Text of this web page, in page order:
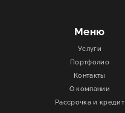
СТОИМОСТЬ
О КОМПАНИИ
ИНФОРМАЦИЯ
Меню
Услуги
Портфолио
Контакты
О компании
Рассрочка и кредит